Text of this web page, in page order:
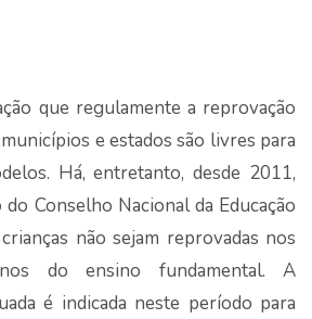
que regulamente a reprovação
e estados são livres para
Há, entretanto, desde 2011,
do Conselho Nacional da Educação
não sejam reprovadas nos
do ensino fundamental. A
é indicada neste período para